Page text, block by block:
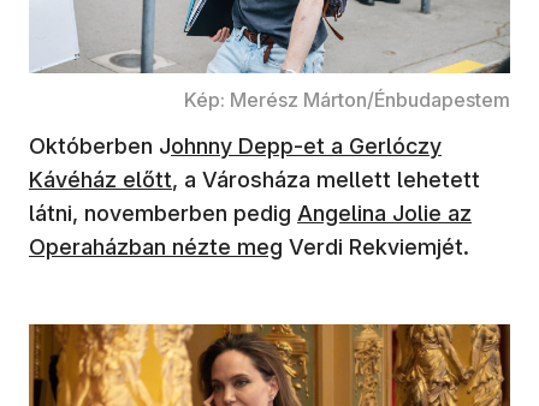
Kép: Merész Márton/Énbudapestem
Októberben Johnny Depp-et a Gerlóczy
Kávéház előtt, a Városháza mellett lehetett
látni, novemberben pedig Angelina Jolie az
Operaházban nézte meg Verdi Rekviemjét.